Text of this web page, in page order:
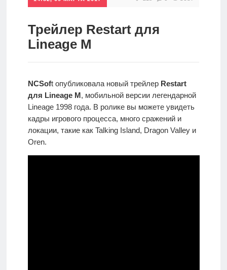
Мобильное
Трейлер Restart для
Lineage M
NCSoft опубликовала новый трейлер Restart
для Lineage M , мобильной версии легендарной
Lineage 1998 года. В ролике вы можете увидеть
кадры игрового процесса, много сражений и
локации, такие как Talking Island, Dragon Valley и
Oren.